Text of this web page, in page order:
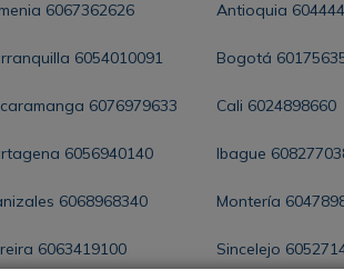
6067362626 Antioquia
6054010091 Bogotá
6076979633 Cali 6024898660
6056940140 Ibague
6068968340 Montería
6063419100 Sincelejo